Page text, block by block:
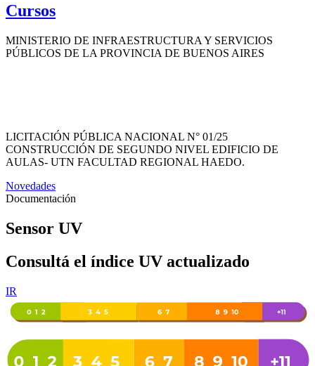
Cursos
MINISTERIO DE INFRAESTRUCTURA Y SERVICIOS
PÚBLICOS DE LA PROVINCIA DE BUENOS AIRES
LICITACIÓN PÚBLICA NACIONAL N° 01/25
CONSTRUCCIÓN DE SEGUNDO NIVEL EDIFICIO DE
AULAS- UTN FACULTAD REGIONAL HAEDO.
Novedades
Documentación
Sensor UV
Consultá el índice UV actualizado
IR